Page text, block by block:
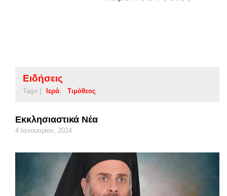
Ειδήσεις
Tags | Ιερά Τιμόθεος
Εκκλησιαστικά Νέα
4 Ιανουαρίου, 2024